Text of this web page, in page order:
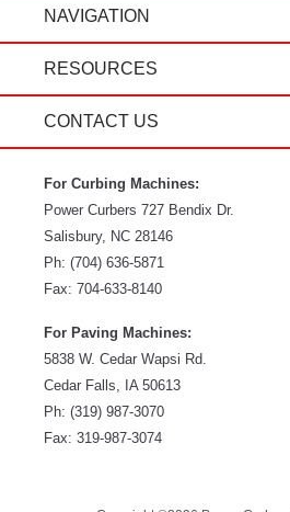
NAVIGATION
RESOURCES
CONTACT US
For Curbing Machines:
Power Curbers 727 Bendix Dr.
Salisbury, NC 28146
Ph: (704) 636-5871
Fax: 704-633-8140
For Paving Machines:
5838 W. Cedar Wapsi Rd.
Cedar Falls, IA 50613
Ph: (319) 987-3070
Fax: 319-987-3074